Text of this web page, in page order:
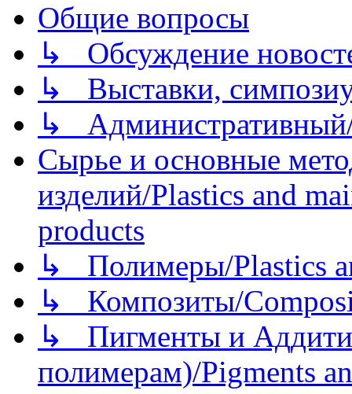
Общие вопросы
↳ Обсуждение
↳ Выставки,
↳
Сырье и основные
изделий/Plastics and
products
↳ Полимеры/Plastics
↳ Композиты/
↳ Пигменты и
полимерам)/Pigments